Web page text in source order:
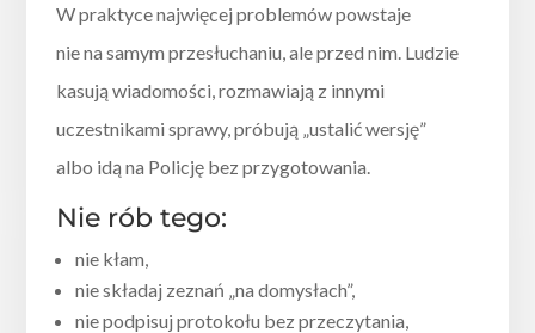
W praktyce najwięcej problemów powstaje
nie na samym przesłuchaniu, ale przed nim. Ludzie
kasują wiadomości, rozmawiają z innymi
uczestnikami sprawy, próbują „ustalić wersję”
albo idą na Policję bez przygotowania.
Nie rób tego:
nie kłam,
nie składaj zeznań „na domysłach”,
nie podpisuj protokołu bez przeczytania,